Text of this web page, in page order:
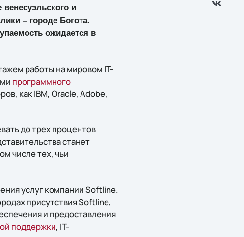
и
– городе Богота.
ожидается в
работы на мировом IT-
программного
как IBM, Oracle, Adobe,
до трех процентов
станет
числе тех, чьи
услуг компании Softline.
присутствия Softline,
и предоставления
поддержки, IT-